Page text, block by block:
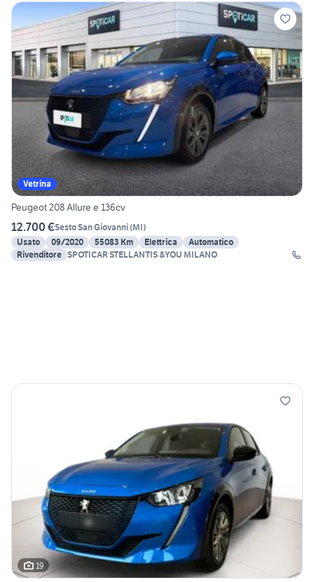
Vetrina
Peugeot 208 Allure e 136cv
12.700 €Sesto San Giovanni(MI)
Usato
09/2020 55083 Km Elettrica
Automatico
Rivenditore SPOTICAR STELLANTIS &YOU MILANO
19